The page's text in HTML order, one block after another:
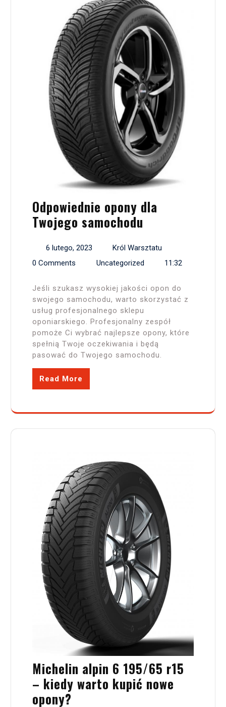
Odpowiednie opony dla
Twojego samochodu
6 lutego, 2023
Król Warsztatu
0 Comments
Uncategorized 11:32
Jeśli szukasz wysokiej jakości opon do
swojego samochodu, warto skorzystać z
usług profesjonalnego sklepu
oponiarskiego. Profesjonalny zespół
pomoże Ci wybrać najlepsze opony, które
spełnią Twoje oczekiwania i będą
pasować do Twojego samochodu.
Read More
Michelin alpin 6 195/65 r15
– kiedy warto kupić nowe
opony?